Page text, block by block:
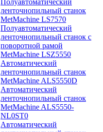
Полуавтоматический
ленточнопильный станок
MetMachine LS7570
Полуавтоматический
ленточнопильный станок с
поворотной рамой
MetMachine LSZ5550
Автоматический
ленточнопильный станок
MetMachine ALS5550D
Автоматический
ленточнопильный станок
MetMachine ALS5550-
NL0ST0
Автоматический